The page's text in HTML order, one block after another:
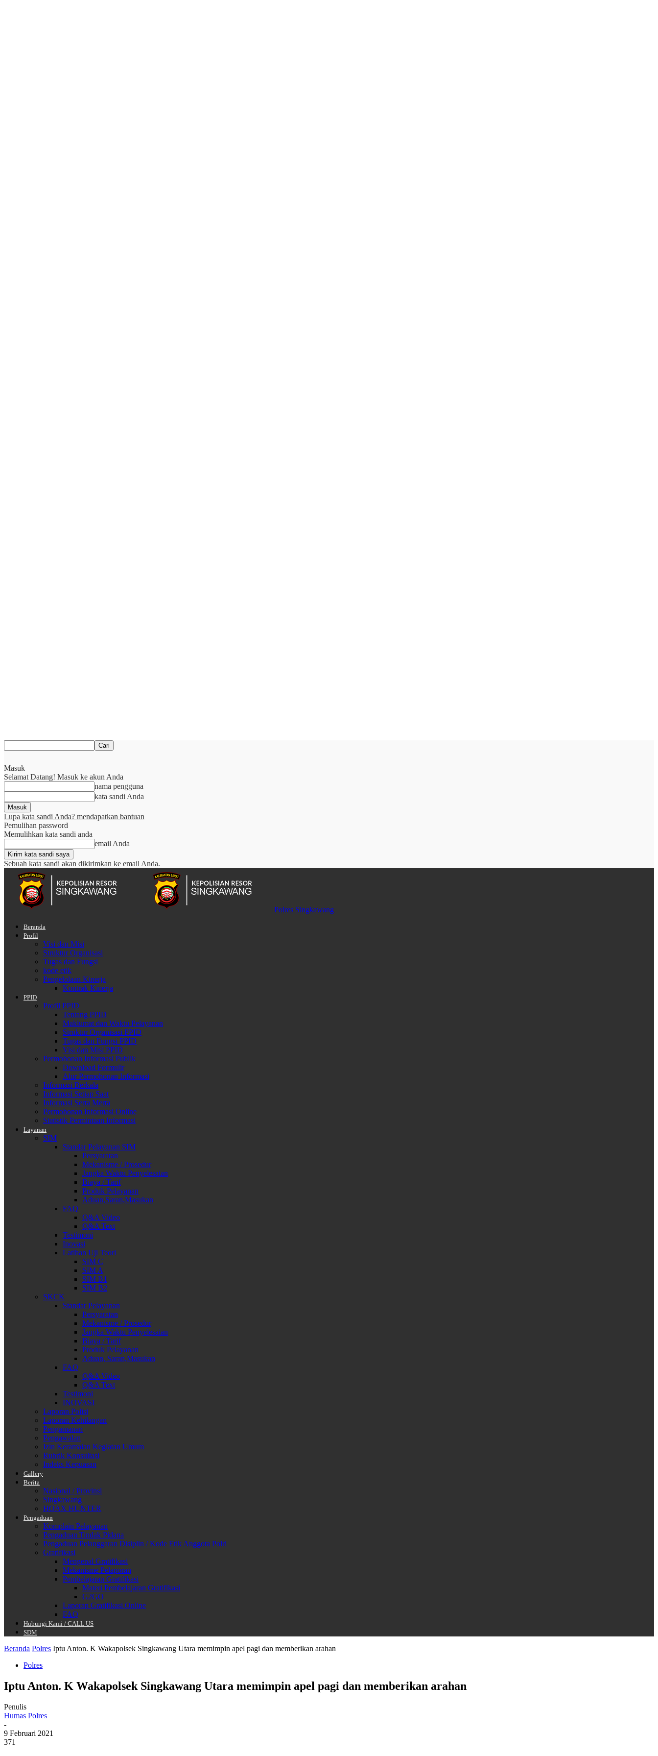
Masuk
Selamat Datang! Masuk ke akun Anda
nama pengguna
kata sandi Anda
Lupa kata sandi Anda? mendapatkan bantuan
Pemulihan password
Memulihkan kata sandi anda
email Anda
Sebuah kata sandi akan dikirimkan ke email Anda.
Polres Singkawang
Beranda
Profil
Visi dan Misi
Struktur Organisasi
Tugas dan Fungsi
kode etik
Pengelolaan Kinerja
Kontrak Kinerja
PPID
Profil PPID
Tentang PPID
Maklumat dan Waktu Pelayanan
Struktur Organisasi PPID
Tugas dan Fungsi PPID
Visi dan Misi PPID
Permohonan Informasi Publik
Download Formulir
Alur Permohonan Informasi
Informasi Berkala
Informasi Setiap Saat
Informasi Serta Merta
Permohonan Informasi Online
Statistik Permintaan Informasi
Layanan
SIM
Standar Pelayanan SIM
Persyaratan
Mekanisme / Prosedur
Jangka Waktu Penyelesaian
Biaya / Tarif
Produk Pelayanan
Aduan,Saran,Masukan
FAQ
Q&A Video
Q&A Text
Testimoni
Inovasi
Latihan Uji Teori
SIM C
SIM A
SIM B1
SIM B2
SKCK
Standar Pelayanan
Persyaratan
Mekanisme / Prosedur
Jangka Waktu Penyelesaian
Biaya / Tarif
Produk Pelayanan
Aduan, Saran,Masukan
FAQ
Q&A Video
Q&A Text
Testimoni
INOVASI
Laporan Polisi
Laporan Kehilangan
Pengamanan
Pengawalan
Izin Keramaian Kegiatan Umum
Rubrik Konsultasi
Indeks Kepuasan
Gallery
Berita
Nasional / Provinsi
Singkawang
HOAX HUNTER
Pengaduan
Komplain Pelayanan
Pengaduan Tindak Pidana
Pengaduan Pelanggaran Disiplin / Kode Etik Anggota Polri
Gratifikasi
Mengenal Gratifikasi
Mekanisme Pelaporan
Pembelajaran Gratifikasi
Materi Pembelajaran Gratifikasi
G2GO
Laporan Gratifikasi Online
FAQ
Hubungi Kami / CALL US
SDM
Beranda Polres Iptu Anton. K Wakapolsek Singkawang Utara memimpin apel pagi dan memberikan arahan
Polres
Iptu Anton. K Wakapolsek Singkawang Utara memimpin apel pagi dan memberikan arahan
Penulis
Humas Polres
-
9 Februari 2021
371